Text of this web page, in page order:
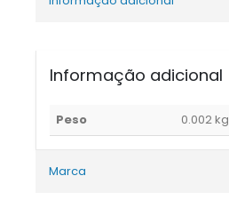
Informação adicional
Peso 0.002 kg
Marca